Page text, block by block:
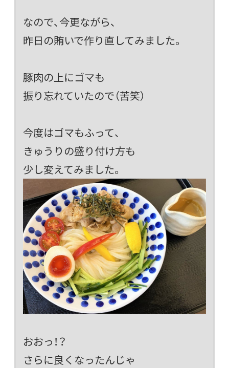
なので、今更ながら、
昨日の賄いで作り直してみました。
豚肉の上にゴマも
振り忘れていたので（苦笑）
今度はゴマもふって、
きゅうりの盛り付け方も
少し変えてみました。
おおっ！？
さらに良くなったんじゃ